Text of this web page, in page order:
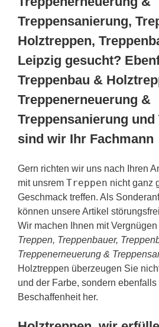
Treppensanierung,
Holztreppen,
Leipzig gesucht?
Treppenbau &
Treppenerneuerung &
Treppensanierung und
sind wir Ihr Fachmann
Gern richten wir uns nach Ihren
mit unsrem Treppen nicht ganz
Geschmack treffen. Als
können unsere Artikel
Wir machen Ihnen mit
Treppen, Treppenbauer,
Treppenerneuerung &
Holztreppen überzeugen Sie
und der Farbe, sondern ebenfalls
Beschaffenheit her.